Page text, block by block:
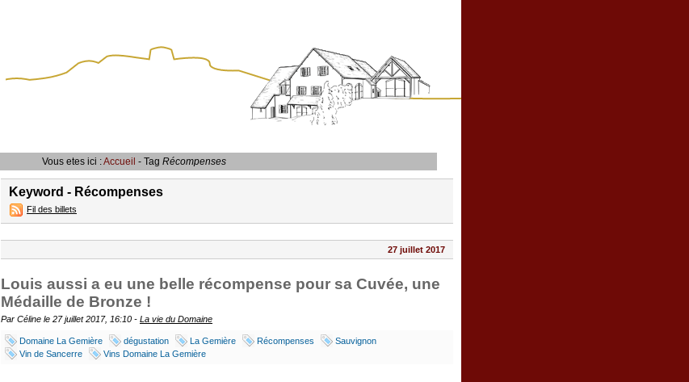
Vous etes ici :Accueil - Tag Récompenses
Keyword - Récompenses
Fil des billets
27 juillet 2017
Louis aussi a eu une belle récompense pour sa Cuvée, une
Médaille de Bronze !
Par Céline le 27 juillet 2017, 16:10 - La vie du Domaine
Domaine La Gemière dégustation La Gemière Récompenses
Sauvignon
Vin de Sancerre
Vins Domaine La Gemière